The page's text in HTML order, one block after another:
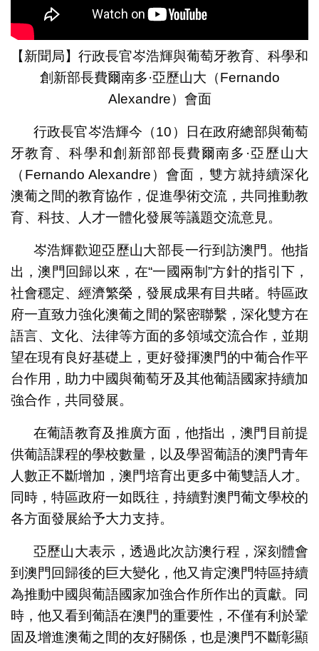
【新聞局】行政長官岑浩輝與葡萄牙教育、科學和
創新部長費爾南多·亞歷山大（Fernando
Alexandre）會面
行政長官岑浩輝今（10）日在政府總部與葡萄
牙教育、科學和創新部部長費爾南多·亞歷山大
（Fernando Alexandre）會面，雙方就持續深化
澳葡之間的教育協作，促進學術交流，共同推動教
育、科技、人才一體化發展等議題交流意見。
岑浩輝歡迎亞歷山大部長一行到訪澳門。他指
出，澳門回歸以來，在“一國兩制”方針的指引下，
社會穩定、經濟繁榮，發展成果有目共睹。特區政
府一直致力強化澳葡之間的緊密聯繫，深化雙方在
語言、文化、法律等方面的多領域交流合作，並期
望在現有良好基礎上，更好發揮澳門的中葡合作平
台作用，助力中國與葡萄牙及其他葡語國家持續加
強合作，共同發展。
在葡語教育及推廣方面，他指出，澳門目前提
供葡語課程的學校數量，以及學習葡語的澳門青年
人數正不斷增加，澳門培育出更多中葡雙語人才。
同時，特區政府一如既往，持續對澳門葡文學校的
各方面發展給予大力支持。
亞歷山大表示，透過此次訪澳行程，深刻體會
到澳門回歸後的巨大變化，他又肯定澳門特區持續
為推動中國與葡語國家加強合作所作出的貢獻。同
時，他又看到葡語在澳門的重要性，不僅有利於鞏
固及增進澳葡之間的友好關係，也是澳門不斷彰顯